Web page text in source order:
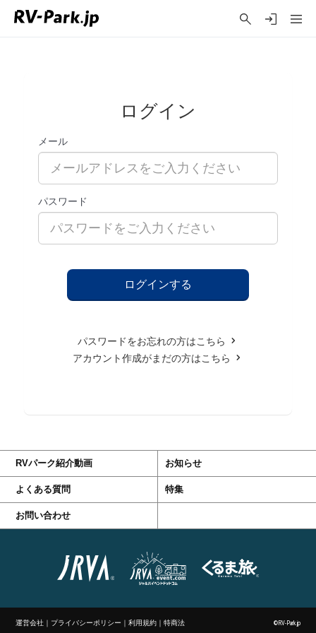
ログイン
メール
パスワード
パスワードをお忘れの方はこちら
アカウント作成がまだの方はこちら
RVパーク紹介動画 お知らせ
よくある質問 特集
お問い合わせ
運営会社 ｜ プライバシーポリシー ｜利用規約 ｜特商法 ©RV-Park.jp